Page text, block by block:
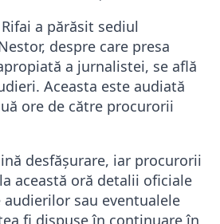
a părăsit sediul
despre care presa
a jurnalistei, se află
Aceasta este audiată
ore de către procurorii
desfășurare, iar procurorii
această oră detalii oficiale
sau eventualele
fi dispuse în continuare în